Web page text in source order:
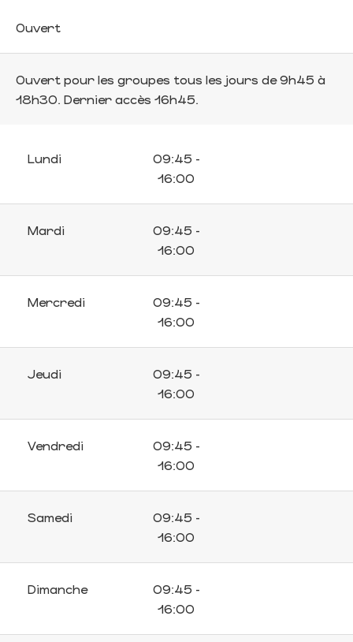
Ouvert
Ouvert pour les groupes tous les jours de 9h45 à
18h30. Dernier accès 16h45.
Lundi
09:45 -
16:00
Mardi
09:45 -
16:00
Mercredi
09:45 -
16:00
Jeudi
09:45 -
16:00
Vendredi
09:45 -
16:00
Samedi
09:45 -
16:00
Dimanche
09:45 -
16:00